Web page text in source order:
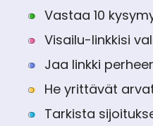
Vastaa 10
Visailu-linkkisi
Jaa linkki
He yrittävät
Tarkista